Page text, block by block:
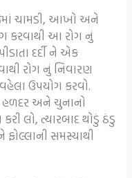
ચામડી, આખો અને
કરવાથી આ રોગ નું
દર્દી ને એક
રોગ નું નિવારણ
ઉપયોગ કરવો.
હળદર અને ચુનાનો
લો, ત્યારબાદ થોડું ઠંડુ
સમસ્યાથી